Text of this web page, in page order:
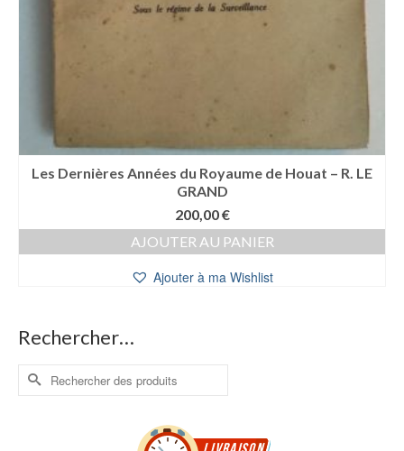
Les Dernières Années du Royaume de Houat – R. LE
GRAND
200,00€
AJOUTER AU PANIER
Ajouter à ma Wishlist
Rechercher…
Rechercher :